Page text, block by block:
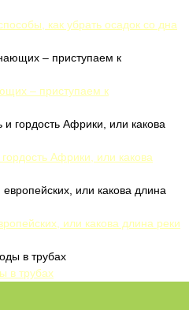
как убрать осадок со дна
– приступаем к
Африки, или какова
или какова длина реки
в трубах